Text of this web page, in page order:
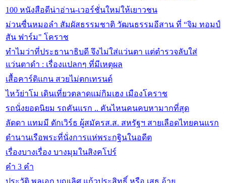
100 หนังสือดีน่าอ่าน-เวอร์ชั่นใหม่ให้เยาวชน
ม่วนซื่นหมอลำ สัมผัสธรรมชาติ วัฒนธรรมอีสาน ที่ “จิม ทอมป์
สัน ฟาร์ม" โคราช
ทำไมว่าที่ประธานาธิบดี จึงไม่ใส่แว่นตา แต่ตำรวจลับใส่
แว่นตาดำ : เรื่องแปลกๆ ที่มีเหตุผล
เสื้อคาร์ดิแกน สวยไม่ตกเทรนด์
ไหว้ย่าโม เดินเที่ยวตลาดแม่กิมเฮง เมืองโคราช
รถนั่งยอดนิยม รถคันแรก .. คันไหนคนคบหามากที่สุด
ลัดดา แทมมี ดักเวิร์ธ ผู้สมัครส.ส. สหรัฐฯ สายเลือดไทยคนแรก
ตำนานเรือพระที่นั่งการแห่พระกฐินในอดีต
เรื่องบางเรื่อง บางมุมในสิงคโปร์
คำ 3 คำ
ประวัติ พลเอก บุญเลิศ แก้วประสิทธิ์ หรือ เสธ.อ้าย